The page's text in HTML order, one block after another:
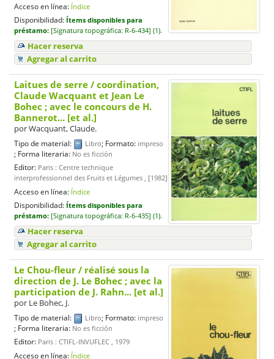
Acceso en línea: Índice
Disponibilidad: Ítems disponibles para
préstamo: [Signatura topográfica: R-6-434] (1).
Hacer reserva
Agregar al carrito
Laitues de serre / coordination,
Claude Wacquant et Jean Le
Bohec ; avec le concours de H.
Bannerot... [et al.]
porWacquant, Claude.
Tipo de material: Libro; Formato: impreso
; Forma literaria: No es ficción
Editor: Paris : Centre technique
interprofessionnel des Fruits et Légumes , [1982]
Acceso en línea: Índice
Disponibilidad: Ítems disponibles para
préstamo: [Signatura topográfica: R-6-435] (1).
Hacer reserva
Agregar al carrito
Le Chou-fleur / réalisé sous la
direction de J. Le Bohec ; avec la
participation de J. Rahn... [et al.]
por Le Bohec, J.
Tipo de material: Libro; Formato: impreso
; Forma literaria: No es ficción
Editor: Paris : CTIFL-INVUFLEC , 1979
Acceso en línea: Índice